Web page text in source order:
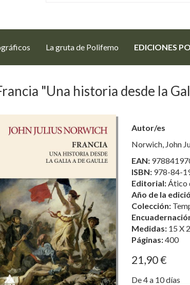
La gruta de Polifemo EDICIONES
"Una historia desde la
Autor/es
Norwich, John
EAN:
ISBN: 978-84-
Editorial:Ático
Año de la
Colección:
Medidas: 15 X
Páginas:400
21,90 €
De 4 a 10 días